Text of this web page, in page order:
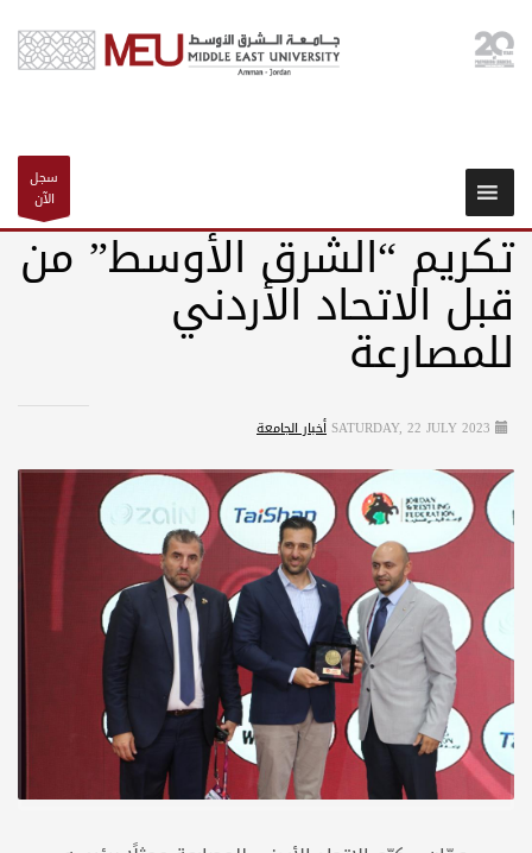
سجل
الآن
تكريم “الشرق الأوسط” من
قبل الاتحاد الأردني
للمصارعة
SATURDAY, 22 JULY 2023 أخبار الجامعة